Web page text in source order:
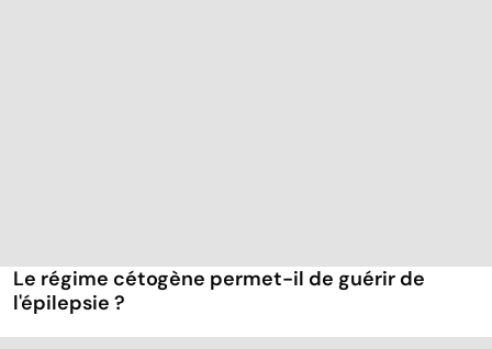
Le régime cétogène permet-il de guérir de
l'épilepsie ?